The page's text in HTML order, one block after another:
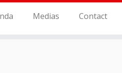
Medias Contact